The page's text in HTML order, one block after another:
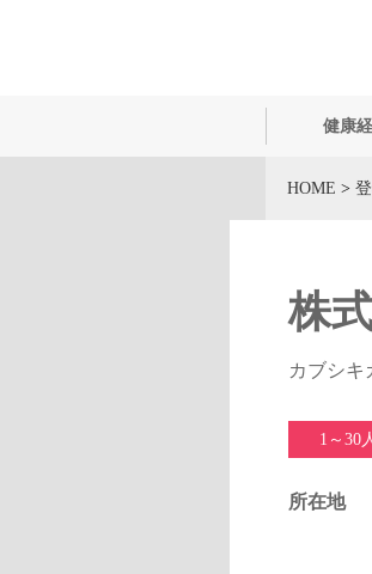
健康
HOME >
株
カブシキ
1～30
所在地